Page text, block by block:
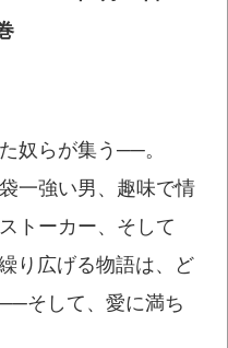
奴らが集う──。
一強い男、趣味で情
トーカー、そして
り広げる物語は、ど
そして、愛に満ち